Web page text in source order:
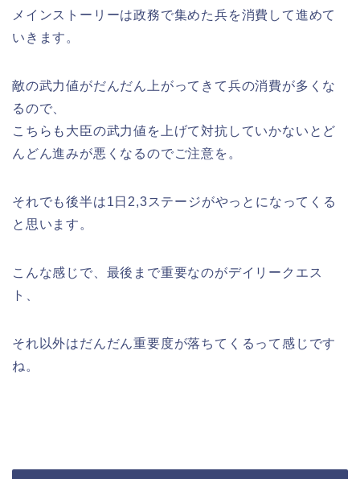
メインストーリーは政務で集めた兵を消費して進めて
いきます。
敵の武力値がだんだん上がってきて兵の消費が多くな
るので、
こちらも大臣の武力値を上げて対抗していかないとど
んどん進みが悪くなるのでご注意を。
それでも後半は1日2,3ステージがやっとになってくる
と思います。
こんな感じで、最後まで重要なのがデイリークエス
ト、
それ以外はだんだん重要度が落ちてくるって感じです
ね。